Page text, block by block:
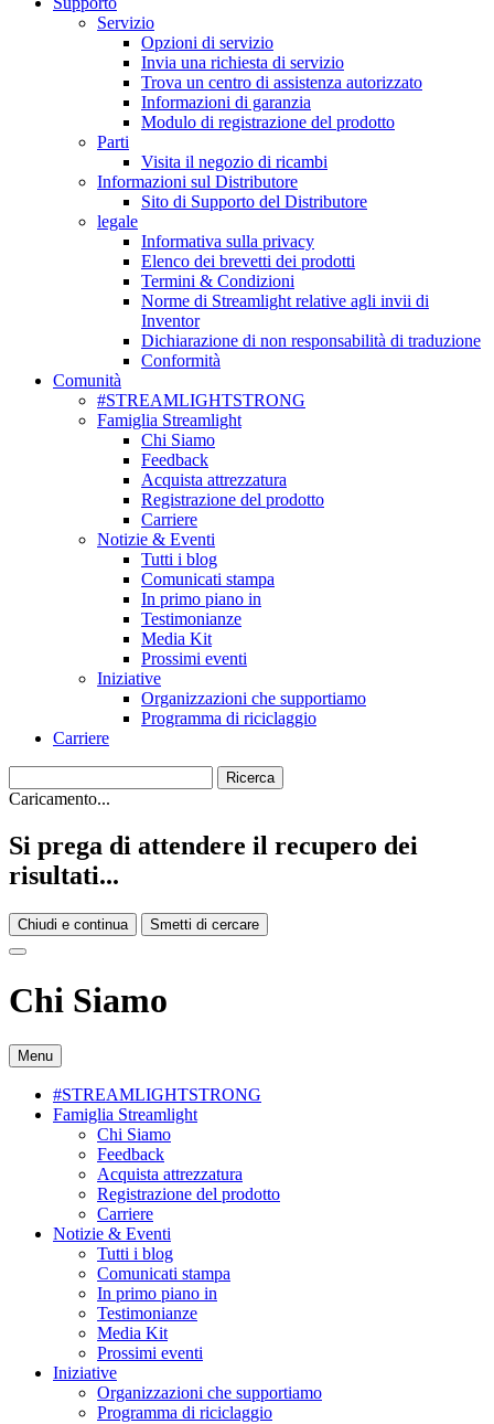
Servizio
Opzioni di servizio
Invia una richiesta di servizio
Trova un centro di assistenza autorizzato
Informazioni di garanzia
Modulo di registrazione del prodotto
Parti
Visita il negozio di ricambi
Informazioni sul Distributore
Sito di Supporto del Distributore
legale
Informativa sulla privacy
Elenco dei brevetti dei prodotti
Termini & Condizioni
Norme di Streamlight relative agli invii di
Inventor
Dichiarazione di non responsabilità di traduzione
Conformità
Comunità
#STREAMLIGHTSTRONG
Famiglia Streamlight
Chi Siamo
Feedback
Acquista attrezzatura
Registrazione del prodotto
Carriere
Notizie & Eventi
Tutti i blog
Comunicati stampa
In primo piano in
Testimonianze
Media Kit
Prossimi eventi
Iniziative
Organizzazioni che supportiamo
Programma di riciclaggio
Carriere
Caricamento...
Si prega di attendere il recupero dei
risultati...
Chiudi e continua Smetti di cercare
Chi Siamo
Menu
#STREAMLIGHTSTRONG
Famiglia Streamlight
Chi Siamo
Feedback
Acquista attrezzatura
Registrazione del prodotto
Carriere
Notizie & Eventi
Tutti i blog
Comunicati stampa
In primo piano in
Testimonianze
Media Kit
Prossimi eventi
Iniziative
Organizzazioni che supportiamo
Programma di riciclaggio